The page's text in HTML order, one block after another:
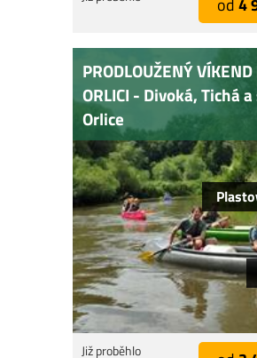
od4
PRODLOUŽENÝ
ORLICI - Divoká, Tichá
Orlice
Již proběhlo